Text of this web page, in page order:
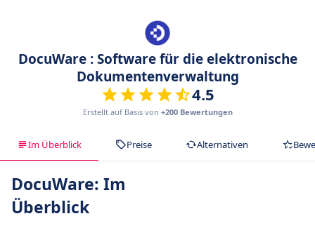
DocuWare : Software für die elektronische
Dokumentenverwaltung
4.5
Erstellt auf Basis von +200 Bewertungen
Im Überblick Preise Alternativen
DocuWare: Im
Überblick